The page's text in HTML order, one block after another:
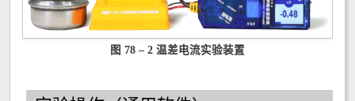
图 78 – 2 温差电流实验装置